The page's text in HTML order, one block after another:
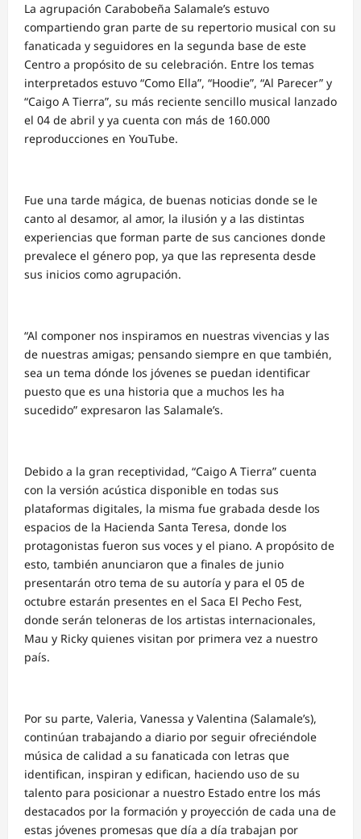
La agrupación Carabobeña Salamale’s estuvo
compartiendo gran parte de su repertorio musical con su
fanaticada y seguidores en la segunda base de este
Centro a propósito de su celebración. Entre los temas
interpretados estuvo “Como Ella”, “Hoodie”, “Al Parecer” y
“Caigo A Tierra”, su más reciente sencillo musical lanzado
el 04 de abril y ya cuenta con más de 160.000
reproducciones en YouTube.
Fue una tarde mágica, de buenas noticias donde se le
canto al desamor, al amor, la ilusión y a las distintas
experiencias que forman parte de sus canciones donde
prevalece el género pop, ya que las representa desde
sus inicios como agrupación.
“Al componer nos inspiramos en nuestras vivencias y las
de nuestras amigas; pensando siempre en que también,
sea un tema dónde los jóvenes se puedan identificar
puesto que es una historia que a muchos les ha
sucedido” expresaron las Salamale’s.
Debido a la gran receptividad, “Caigo A Tierra” cuenta
con la versión acústica disponible en todas sus
plataformas digitales, la misma fue grabada desde los
espacios de la Hacienda Santa Teresa, donde los
protagonistas fueron sus voces y el piano. A propósito de
esto, también anunciaron que a finales de junio
presentarán otro tema de su autoría y para el 05 de
octubre estarán presentes en el Saca El Pecho Fest,
donde serán teloneras de los artistas internacionales,
Mau y Ricky quienes visitan por primera vez a nuestro
país.
Por su parte, Valeria, Vanessa y Valentina (Salamale’s),
continúan trabajando a diario por seguir ofreciéndole
música de calidad a su fanaticada con letras que
identifican, inspiran y edifican, haciendo uso de su
talento para posicionar a nuestro Estado entre los más
destacados por la formación y proyección de cada una de
estas jóvenes promesas que día a día trabajan por